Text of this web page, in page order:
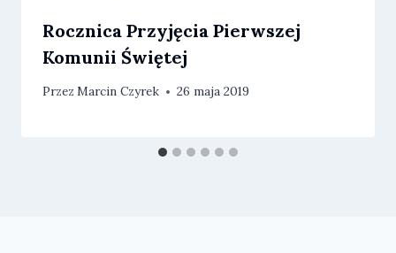
Rocznica Przyjęcia Pierwszej
Komunii Świętej
Przez Marcin Czyrek 26 maja 2019